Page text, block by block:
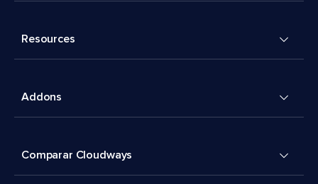
Resources
Addons
Comparar Cloudways